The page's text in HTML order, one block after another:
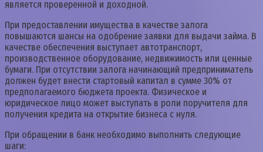
является проверенной и доходной.
При предоставлении имущества в качестве залога
повышаются шансы на одобрение заявки для выдачи займа. В
качестве обеспечения выступает автотранспорт,
производственное оборудование, недвижимость или ценные
бумаги. При отсутствии залога начинающий предприниматель
должен будет внести стартовый капитал в сумме 30% от
предполагаемого бюджета проекта. Физическое и
юридическое лицо может выступать в роли поручителя для
получения кредита на открытие бизнеса с нуля.
При обращении в банк необходимо выполнить следующие
шаги: